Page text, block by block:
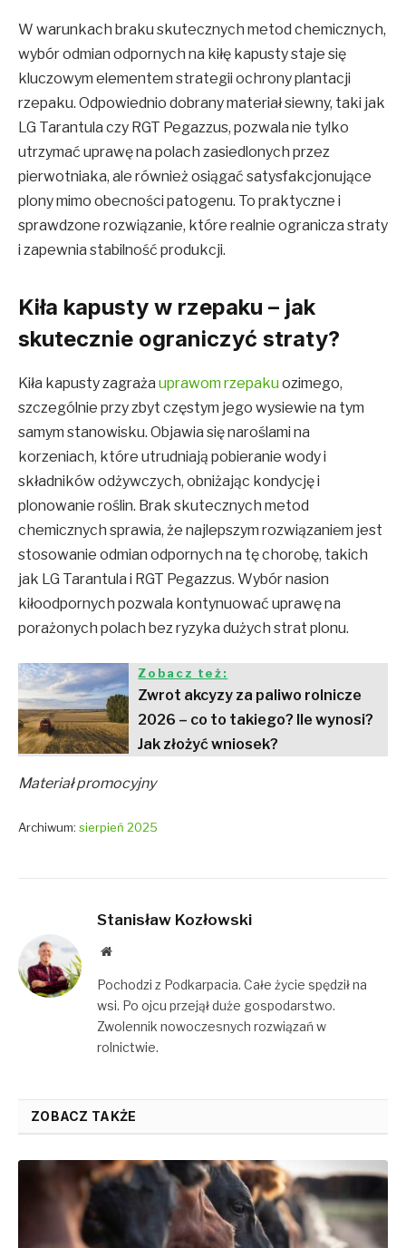
W warunkach braku skutecznych metod chemicznych,
wybór odmian odpornych na kiłę kapusty staje się
kluczowym elementem strategii ochrony plantacji
rzepaku. Odpowiednio dobrany materiał siewny, taki jak
LG Tarantula czy RGT Pegazzus, pozwala nie tylko
utrzymać uprawę na polach zasiedlonych przez
pierwotniaka, ale również osiągać satysfakcjonujące
plony mimo obecności patogenu. To praktyczne i
sprawdzone rozwiązanie, które realnie ogranicza straty
i zapewnia stabilność produkcji.
​Kiła kapusty w rzepaku – jak
skutecznie ograniczyć straty?
Kiła kapusty zagraża uprawom rzepakuozimego,
szczególnie przy zbyt częstym jego wysiewie na tym
samym stanowisku. Objawia się naroślami na
korzeniach, które utrudniają pobieranie wody i
składników odżywczych, obniżając kondycję i
plonowanie roślin. Brak skutecznych metod
chemicznych sprawia, że najlepszym rozwiązaniem jest
stosowanie odmian odpornych na tę chorobę, takich
jak LG Tarantula i RGT Pegazzus. Wybór nasion
kiłoodpornych pozwala kontynuować uprawę na
porażonych polach bez ryzyka dużych strat plonu.
Zobacz też:
Zwrot akcyzy za paliwo rolnicze
2026 – co to takiego? Ile wynosi?
Jak złożyć wniosek?
Materiał promocyjny
Archiwum: sierpień 2025
Stanisław Kozłowski
Website
Pochodzi z Podkarpacia. Całe życie spędził na
wsi. Po ojcu przejął duże gospodarstwo.
Zwolennik nowoczesnych rozwiązań w
rolnictwie.
ZOBACZ TAKŻE